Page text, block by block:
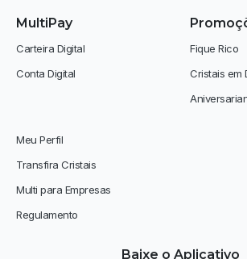
MultiPay
Carteira Digital
Conta Digital
Fique Rico
Cristais em
Meu Perfil
Transfira Cristais
Multi para Empresas
Regulamento
Baixe o Aplicativo